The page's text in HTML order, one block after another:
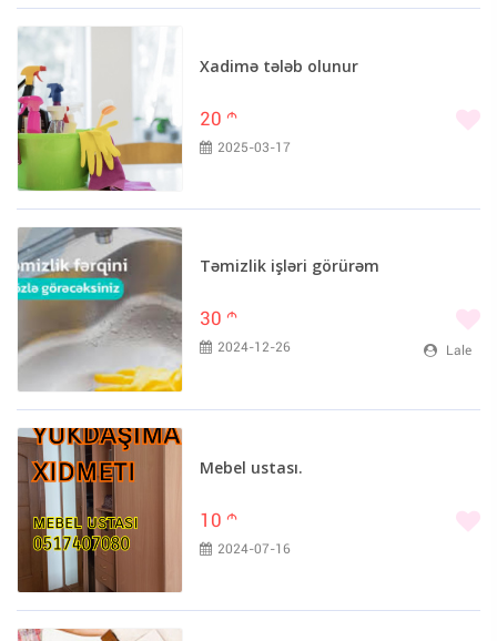
Xadimə tələb olunur
20 m
2025-03-17
Təmizlik işləri görürəm
30 m
2024-12-26 Lale
Mebel ustası.
10 m
2024-07-16